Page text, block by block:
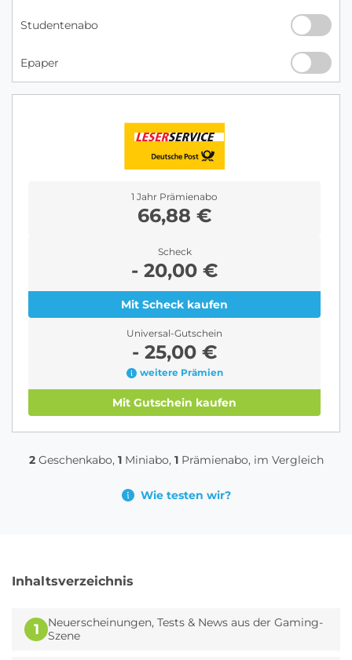
Studentenabo
Epaper
1 Jahr Prämienabo
66,88 €
Scheck
- 20,00 €
Mit Scheck kaufen
Universal-Gutschein
- 25,00 €
weitere Prämien
Mit Gutschein kaufen
2Geschenkabo, 1Miniabo, 1Prämienabo, im Vergleich
Wie testen wir?
Inhaltsverzeichnis
1
Neuerscheinungen, Tests & News aus der Gaming-
Szene